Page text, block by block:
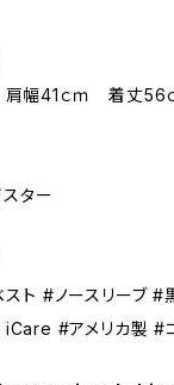
幅41ｃｍ 着丈56
ター
ト #ノースリーブ #
#アメリカ製 #